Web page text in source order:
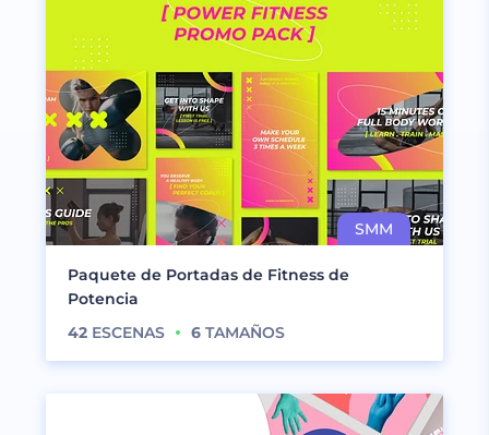
Paquete de Portadas de Fitness de
Potencia
42 ESCENAS 6 TAMAÑOS